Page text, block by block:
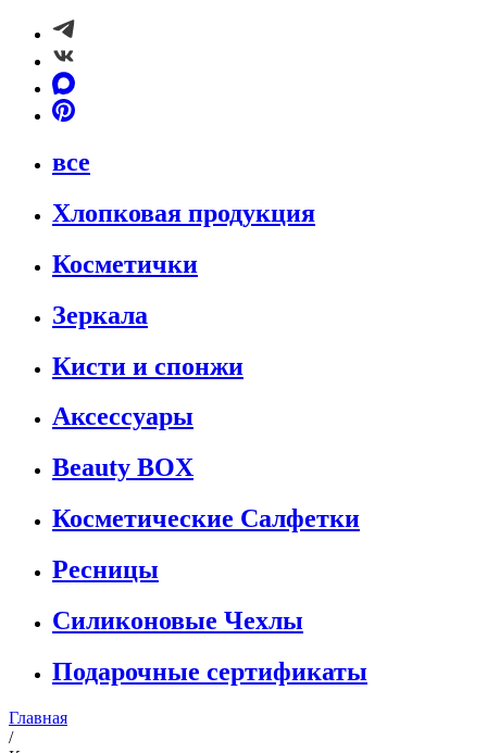
все
Хлопковая продукция
Косметички
Зеркала
Кисти и спонжи
Аксессуары
Beauty BOX
Косметические Салфетки
Ресницы
Силиконовые Чехлы
Подарочные сертификаты
Главная
/